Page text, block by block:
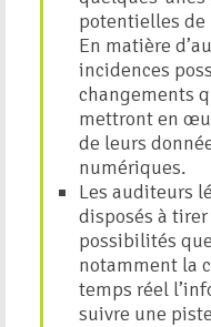
potentielles de
En matière
incidences
changements
mettront en
de leurs
numériques.
Les auditeurs
disposés à
possibilités
notamment la
temps réel
suivre une